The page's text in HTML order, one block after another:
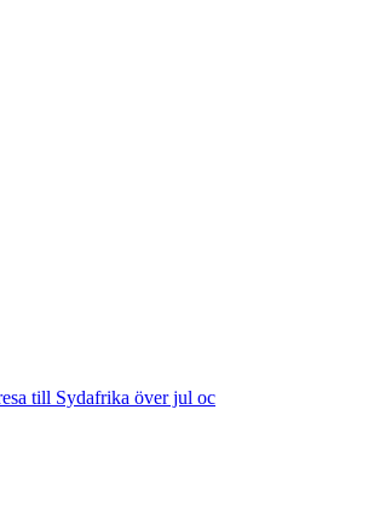
till Sydafrika över jul oc